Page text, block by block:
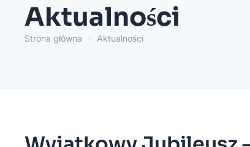
Aktualności
Strona główna Aktualności